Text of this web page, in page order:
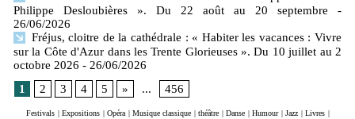
Philippe Desloubières ». Du 22 août au 20 septembre
-
26/06/2026
Fréjus, cloitre de la cathédrale : « Habiter les vacances : Vivre
sur la Côte d'Azur dans les Trente Glorieuses ». Du 10 juillet au 2
octobre 2026 - 26/06/2026
1
2 3 4 5 » ... 456
Festivals | Expositions | Opéra | Musique classique | théâtre | Danse | Humour | Jazz | Livres |